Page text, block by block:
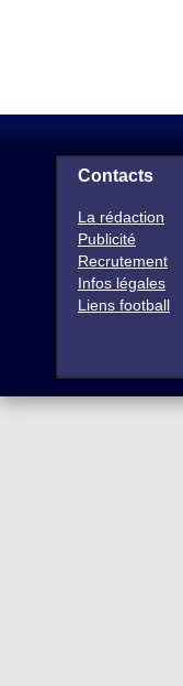
Contacts
La rédaction
Publicité
Recrutement
Infos légales
Liens football